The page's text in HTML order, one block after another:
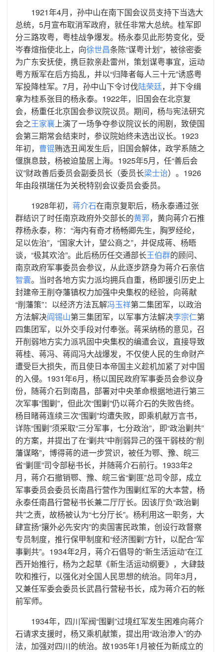
1921年4月，孙中山在南下国会议员支持下当选大
总统，5月宣布取消军政府，就任非常大总统。桂军即
分三路攻粤，粤桂战争爆发。杨永泰见此形势变化，受
岑春煊指使北上，向徐世昌条陈“谋粤计划”，被徐密委
为广东安抚使，携巨款亲赴雷州，策划谋粤事宜，运动
粤方叛军在后方捣乱，并以“归降者每人三十元”诱惑粤
军投降桂军。7月，孙中山下令讨伐陆荣廷，并下令缉
拿为桂系张目的杨永泰。1922年，旧国会在北京复
会，杨重任北京国会参议院议员。期间，杨与宪法研究
会之王家襄上演了一场争夺参议院议长的闹剧，致使国
会第三期常会结束时，参议院始终未选出议长。1923
年初， 曹锟贿选丑闻发生后，旧国会解体，政学系随之
偃旗息鼓，杨被迫蛰居上海。1925年5月，任“善后会
议”财政善后委员会副委员长（委员长梁士诒）。1926
年由段祺瑞任为关税特别会议委员会委员。
1928年初， 蒋介石在南京复职后，杨永泰通过张
群结识了时任南京政府外交部长的黄郛，黄向蒋介石推
荐杨永泰，称：“海内有奇才杨畅卿先生，胸罗经纶，
足以佐治”，“国家大计，望公商之”，并促成蒋、杨晤
谈，“极其欢洽”。此后杨历任交通部长王伯群的顾问、
南京政府军事委员会参议，从此逐步跻身为蒋介石亲信
智囊。当时各地方实力派均拥兵自重，杨即援引历史上
封建帝王削夺藩镇权力加强中央集权的经验，向蒋献
“削藩策”：以经济方法瓦解冯玉祥第二集团军，以政治
方法解决阎锡山第三集团军，以军事方法解决李宗仁第
四集团军，以外交手段对付奉张。蒋采纳杨的意见，召
开削弱地方实力派巩固中央集权的编遣会议，直接导致
蒋桂、蒋冯、蒋阎冯大战爆发，不仅使人民的生命财产
遭受巨大损失，而且使日本帝国主义趁机加紧了对中国
的入侵。1931年6月，杨以国民政府军事委员会参议身
份，随蒋介石到南昌，部署对中央革命根据地进行第三
次军事“围剿”，但此次“围剿”仍以蒋介石的失败告终。
杨目睹蒋连续三次“围剿”均遭失败，即乘机献万言书，
详陈“围剿”须采取“三分军事，七分政治”，即“政治剿共”
的方案，并提出了在“剿共”中削弱异己的强干弱枝的“削
藩谋略”，博得蒋的进一步赏识，被任为鄂、豫、皖三
省“剿匪”司令部秘书长，并随蒋介石前行。1933年2
月，蒋介石撤销鄂、豫、皖三省“剿匪”总司令部，成立
军事委员会委员长南昌行营作为围剿红军的大本营，杨
永泰任南昌行营秘书长兼二厅厅长。因该厅负“政治剿
共”之责，故杨被认为“七分厅长”。杨利用这一职务，大
肆宣扬“攘外必先安内”的卖国害民政策，创设行政督察
专员制度，推行保甲制度和“经济围剿”方针，以配合“军
事剿共”。1934年2月，蒋介石倡导的“新生活运动”在江
西开始推行，杨为之起草《新生活运动纲要》，大肆鼓
吹和推行，以强化对全国人民思想的统治。同年3月，
又兼任军委会委员长武昌行营秘书长，成为蒋介石的帐
前军师。
1934年，四川军阀“围剿”过境红军发生困难向蒋介
石请求支援时，杨又乘机献策，提出用“政治渗入”的办
法，加强对四川的统治。故1935年1月被任为新成立的